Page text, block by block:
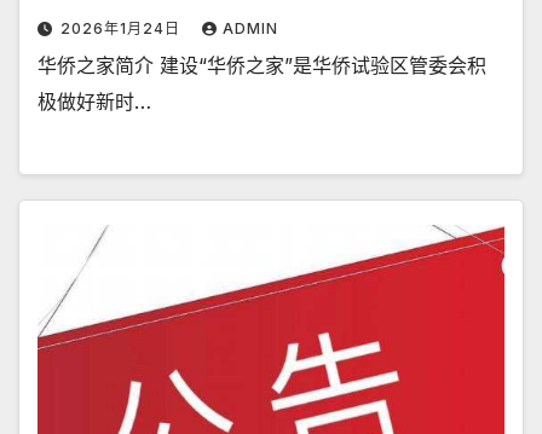
2026年1月24日 ADMIN
华侨之家简介 建设“华侨之家”是华侨试验区管委会积
极做好新时…